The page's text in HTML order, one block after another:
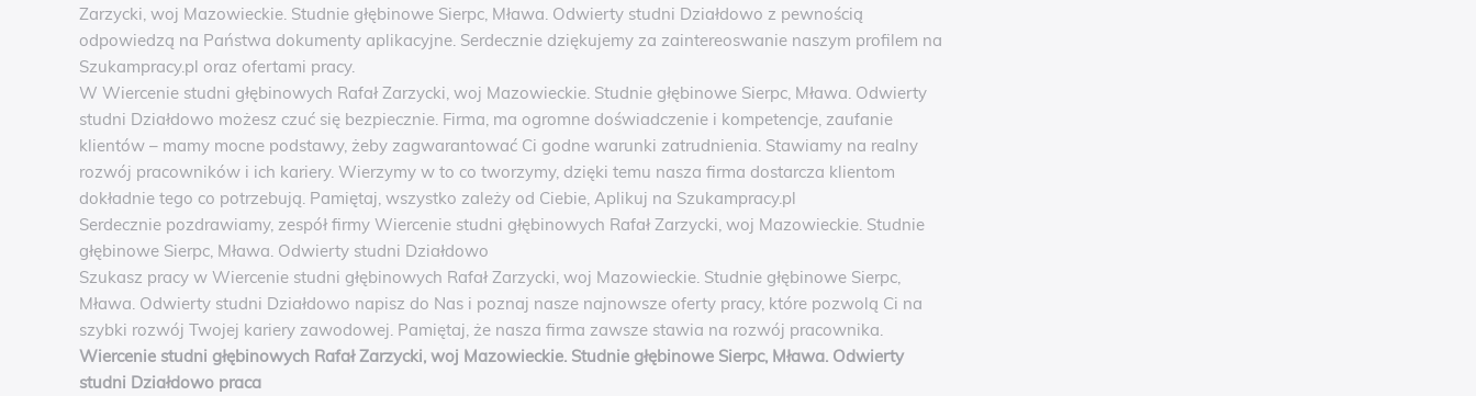
Zarzycki, woj Mazowieckie. Studnie głębinowe Sierpc, Mława. Odwierty studni Działdowo z pewnością
odpowiedzą na Państwa dokumenty aplikacyjne. Serdecznie dziękujemy za zaintereoswanie naszym profilem na
Szukampracy.pl oraz ofertami pracy.
W Wiercenie studni głębinowych Rafał Zarzycki, woj Mazowieckie. Studnie głębinowe Sierpc, Mława. Odwierty
studni Działdowo możesz czuć się bezpiecznie. Firma, ma ogromne doświadczenie i kompetencje, zaufanie
klientów – mamy mocne podstawy, żeby zagwarantować Ci godne warunki zatrudnienia. Stawiamy na realny
rozwój pracowników i ich kariery. Wierzymy w to co tworzymy, dzięki temu nasza firma dostarcza klientom
dokładnie tego co potrzebują. Pamiętaj, wszystko zależy od Ciebie, Aplikuj na Szukampracy.pl
Serdecznie pozdrawiamy, zespół firmy Wiercenie studni głębinowych Rafał Zarzycki, woj Mazowieckie. Studnie
głębinowe Sierpc, Mława. Odwierty studni Działdowo
Szukasz pracy w Wiercenie studni głębinowych Rafał Zarzycki, woj Mazowieckie. Studnie głębinowe Sierpc,
Mława. Odwierty studni Działdowo napisz do Nas i poznaj nasze najnowsze oferty pracy, które pozwolą Ci na
szybki rozwój Twojej kariery zawodowej. Pamiętaj, że nasza firma zawsze stawia na rozwój pracownika.
Wiercenie studni głębinowych Rafał Zarzycki, woj Mazowieckie. Studnie głębinowe Sierpc, Mława. Odwierty
studni Działdowo praca